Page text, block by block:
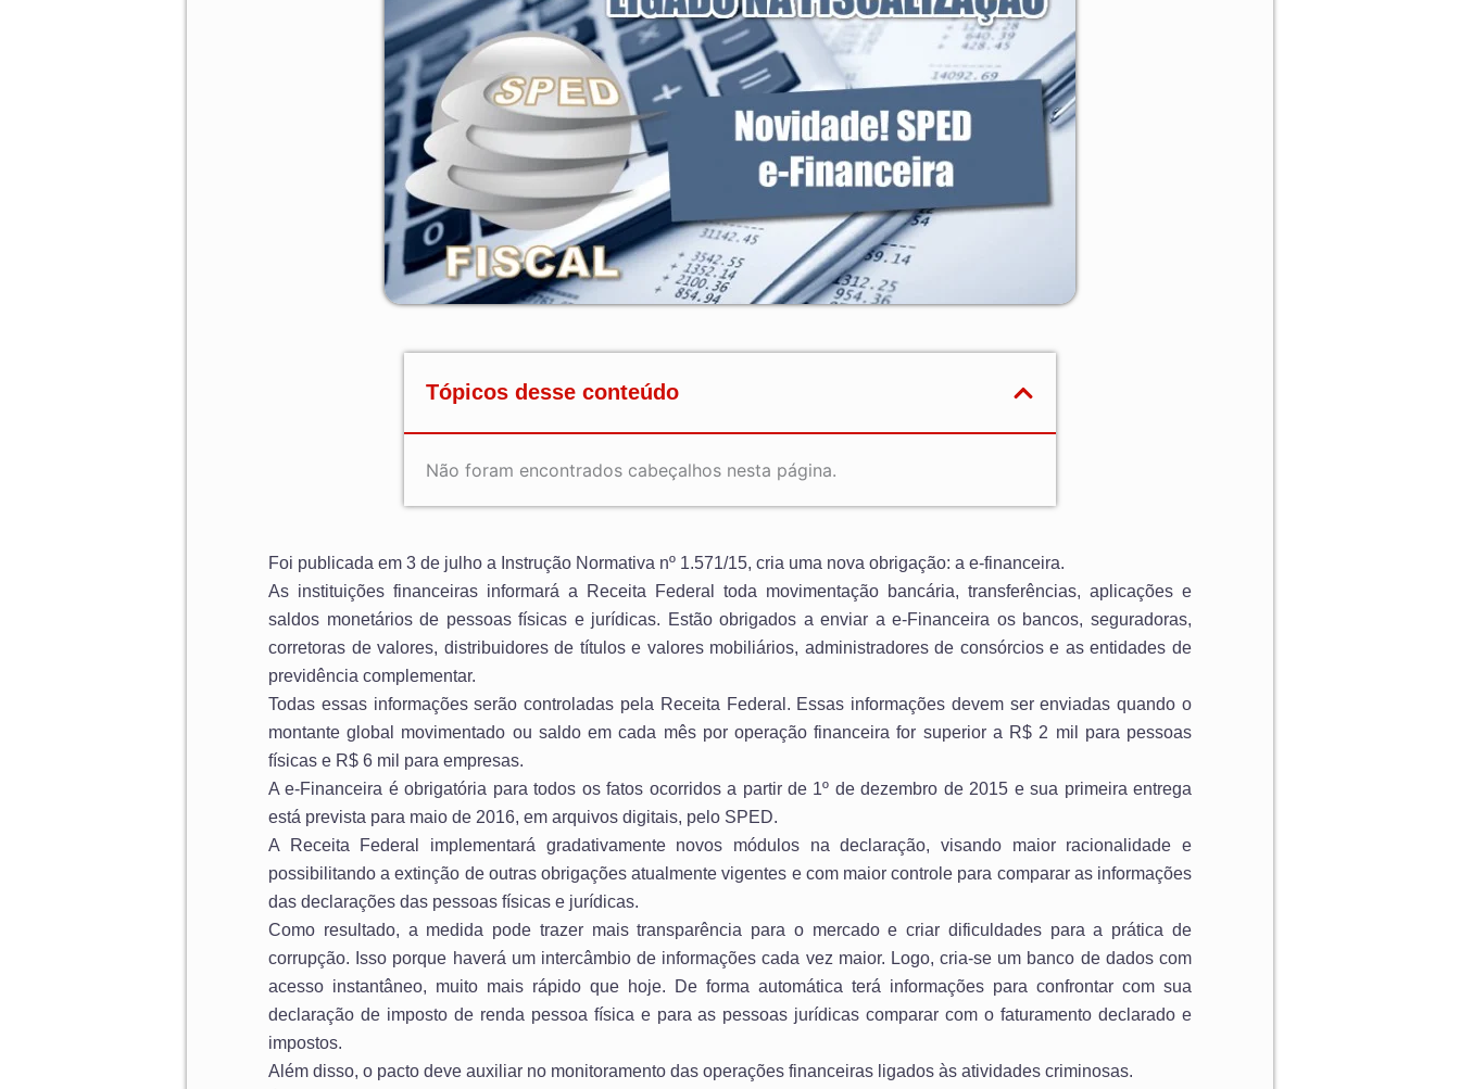
Tópicos desse conteúdo
Não foram encontrados cabeçalhos nesta página.
Foi publicada em 3 de julho a Instrução Normativa nº 1.571/15, cria uma nova obrigação: a e-financeira.
As instituições financeiras informará a Receita Federal toda movimentação bancária, transferências, aplicações e
saldos monetários de pessoas físicas e jurídicas. Estão obrigados a enviar a e-Financeira os bancos, seguradoras,
corretoras de valores, distribuidores de títulos e valores mobiliários, administradores de consórcios e as entidades de
previdência complementar.
Todas essas informações serão controladas pela Receita Federal. Essas informações devem ser enviadas quando o
montante global movimentado ou saldo em cada mês por operação financeira for superior a R$ 2 mil para pessoas
físicas e R$ 6 mil para empresas.
A e-Financeira é obrigatória para todos os fatos ocorridos a partir de 1º de dezembro de 2015 e sua primeira entrega
está prevista para maio de 2016, em arquivos digitais, pelo SPED.
A Receita Federal implementará gradativamente novos módulos na declaração, visando maior racionalidade e
possibilitando a extinção de outras obrigações atualmente vigentes e com maior controle para comparar as informações
das declarações das pessoas físicas e jurídicas.
Como resultado, a medida pode trazer mais transparência para o mercado e criar dificuldades para a prática de
corrupção. Isso porque haverá um intercâmbio de informações cada vez maior. Logo, cria-se um banco de dados com
acesso instantâneo, muito mais rápido que hoje. De forma automática terá informações para confrontar com sua
declaração de imposto de renda pessoa física e para as pessoas jurídicas comparar com o faturamento declarado e
impostos.
Além disso, o pacto deve auxiliar no monitoramento das operações financeiras ligados às atividades criminosas.